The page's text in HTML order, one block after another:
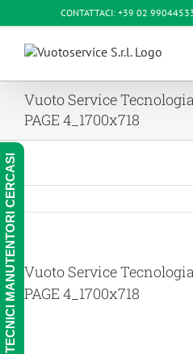
al
contenuto
CONTATTACI: +39 02
Vuoto Service
PAGE 4_1700x718
Vuoto Service
PAGE 4_1700x718
TECNICI MANUTENTORI CERCASI